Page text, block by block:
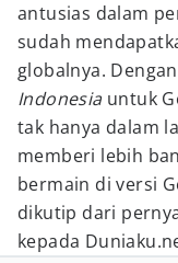
antusias dalam
sudah
globalnya. Dengan
Indonesiauntuk
tak hanya dalam
memberi lebih
bermain di versi
dikutip dari
kepada